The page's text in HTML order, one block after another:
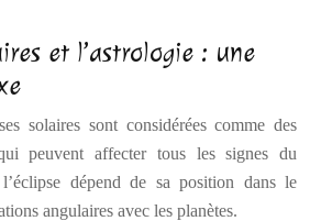
et l’astrologie : une
solaires sont considérées comme des
peuvent affecter tous les signes du
dépend de sa position dans le
angulaires avec les planètes.